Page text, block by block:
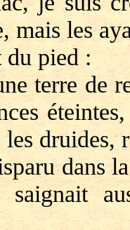
mais les
pied :
terre de
druides,
dans la